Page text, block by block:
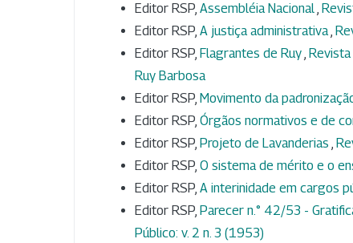
Editor RSP, Assembléia Nacional,
Editor RSP, A justiça administrativa,
Editor RSP, Flagrantes de Ruy,
Ruy Barbosa
Editor RSP, Movimento da
Editor RSP, Órgãos normativos e de
Editor RSP, Projeto de Lavanderias ,
Editor RSP, O sistema de mérito e o
Editor RSP, A interinidade em cargos
Editor RSP, Parecer n.° 42/53 -
Público: v. 2 n. 3 (1953)